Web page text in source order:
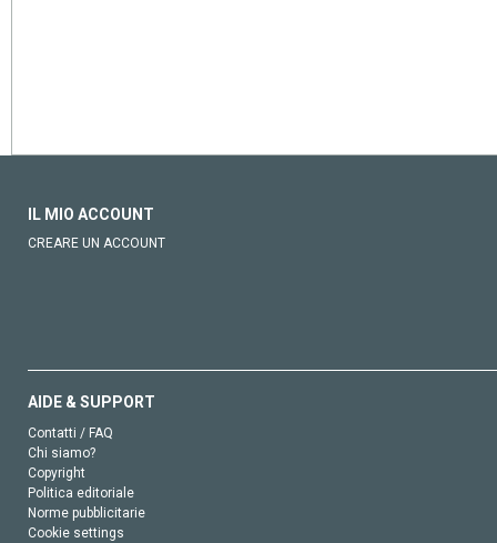
IL MIO ACCOUNT
CREARE UN ACCOUNT
AIDE & SUPPORT
Contatti / FAQ
Chi siamo?
Copyright
Politica editoriale
Norme pubblicitarie
Cookie settings